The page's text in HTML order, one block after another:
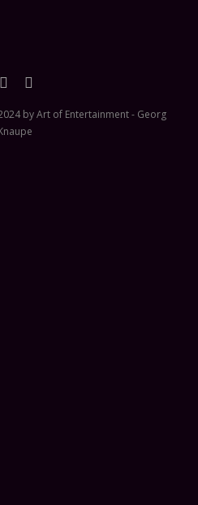
2024 by Art of Entertainment - Georg